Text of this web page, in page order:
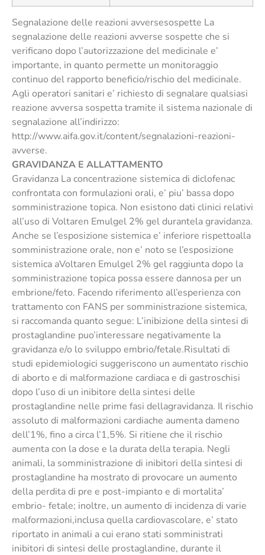
Segnalazione delle reazioni avversesospette La
segnalazione delle reazioni avverse sospette che si
verificano dopo l’autorizzazione del medicinale e’
importante, in quanto permette un monitoraggio
continuo del rapporto beneficio/rischio del medicinale.
Agli operatori sanitari e’ richiesto di segnalare qualsiasi
reazione avversa sospetta tramite il sistema nazionale di
segnalazione all’indirizzo:
http://www.aifa.gov.it/content/segnalazioni-reazioni-
avverse.
GRAVIDANZA E ALLATTAMENTO
Gravidanza La concentrazione sistemica di diclofenac
confrontata con formulazioni orali, e’ piu’ bassa dopo
somministrazione topica. Non esistono dati clinici relativi
all’uso di Voltaren Emulgel 2% gel durantela gravidanza.
Anche se l’esposizione sistemica e’ inferiore rispettoalla
somministrazione orale, non e’ noto se l’esposizione
sistemica aVoltaren Emulgel 2% gel raggiunta dopo la
somministrazione topica possa essere dannosa per un
embrione/feto. Facendo riferimento all’esperienza con
trattamento con FANS per somministrazione sistemica,
si raccomanda quanto segue: L’inibizione della sintesi di
prostaglandine puo’interessare negativamente la
gravidanza e/o lo sviluppo embrio/fetale.Risultati di
studi epidemiologici suggeriscono un aumentato rischio
di aborto e di malformazione cardiaca e di gastroschisi
dopo l’uso di un inibitore della sintesi delle
prostaglandine nelle prime fasi dellagravidanza. Il rischio
assoluto di malformazioni cardiache aumenta dameno
dell’1%, fino a circa l’1,5%. Si ritiene che il rischio
aumenta con la dose e la durata della terapia. Negli
animali, la somministrazione di inibitori della sintesi di
prostaglandine ha mostrato di provocare un aumento
della perdita di pre e post-impianto e di mortalita’
embrio- fetale; inoltre, un aumento di incidenza di varie
malformazioni,inclusa quella cardiovascolare, e’ stato
riportato in animali a cui erano stati somministrati
inibitori di sintesi delle prostaglandine, durante il